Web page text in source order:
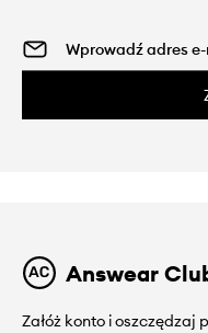
Answear
Załóż konto i oszczędzaj